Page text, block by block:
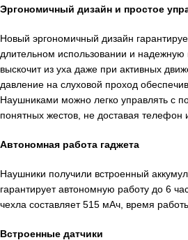
Эргономичный дизайн и простое
Новый эргономичный дизайн
длительном использовании и надежную
выскочит из уха даже при активных
давление на слуховой проход
Наушниками можно легко управлять с
понятных жестов, не доставая телефон
Автономная работа гаджета
Наушники получили встроенный
гарантирует автономную работу до 6
чехла составляет 515 мАч, время
Встроенные датчики